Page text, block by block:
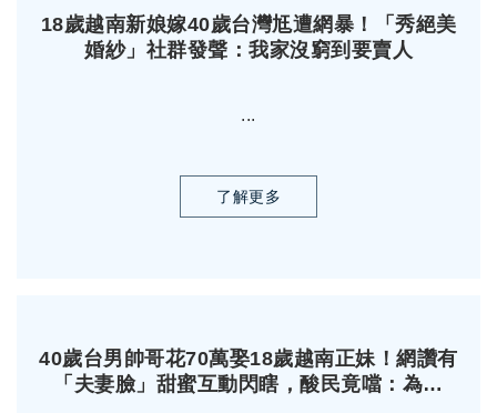
18歲越南新娘嫁40歲台灣尪遭網暴！「秀絕美
婚紗」社群發聲：我家沒窮到要賣人
...
了解更多
40歲台男帥哥花70萬娶18歲越南正妹！網讚有
「夫妻臉」甜蜜互動閃瞎，酸民竟噹：為了